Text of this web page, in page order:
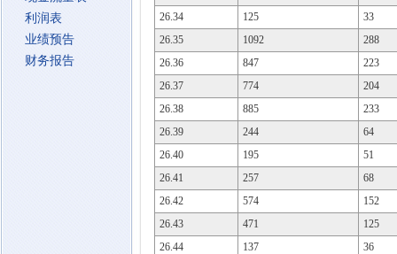
利润表
业绩预告
财务报告
26.34
125
33
26.35
1092
288
26.36
847
223
26.37
774
204
26.38
885
233
26.39
244
64
26.40
195
51
26.41
257
68
26.42
574
152
26.43
471
125
26.44
137
36